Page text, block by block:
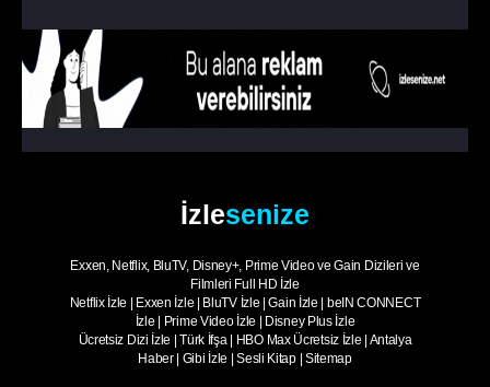
İzlesenize
Exxen, Netflix, BluTV, Disney+, Prime Video ve Gain Dizileri ve
Filmleri Full HD İzle
Netflix İzle | Exxen İzle | BluTV İzle |Gain İzle | beIN CONNECT
İzle | Prime Video İzle | Disney Plus İzle
Ücretsiz Dizi İzle |Türk İfşa | HBO Max Ücretsiz İzle | Antalya
Haber| Gibi İzle |Sesli Kitap| Sitemap